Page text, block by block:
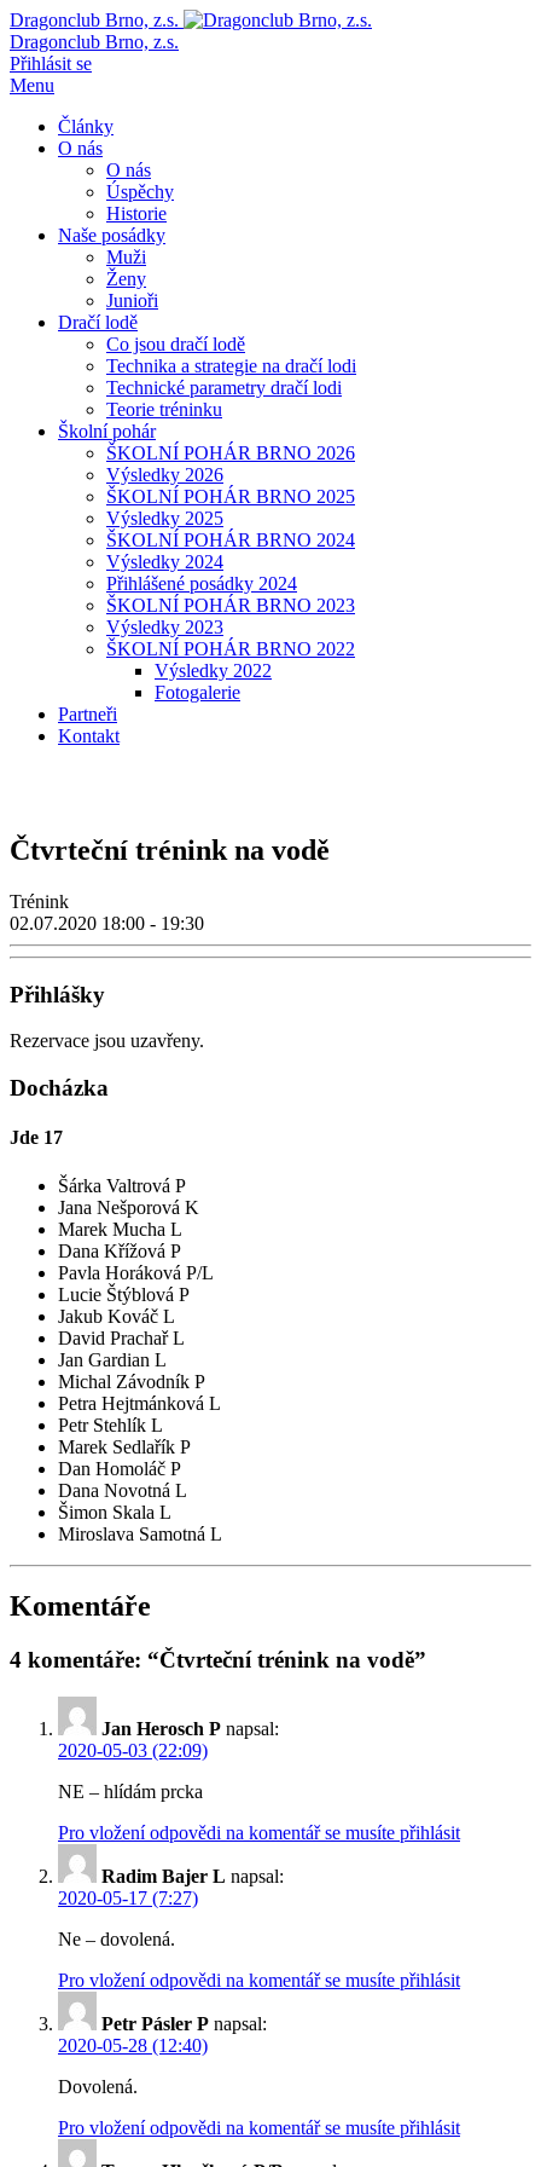
Dragonclub Brno, z.s.
Dragonclub Brno, z.s.
Přihlásit se
Menu
Články
O nás
O nás
Úspěchy
Historie
Naše posádky
Muži
Ženy
Junioři
Dračí lodě
Co jsou dračí lodě
Technika a strategie na dračí lodi
Technické parametry dračí lodi
Teorie tréninku
Školní pohár
ŠKOLNÍ POHÁR BRNO 2026
Výsledky 2026
ŠKOLNÍ POHÁR BRNO 2025
Výsledky 2025
ŠKOLNÍ POHÁR BRNO 2024
Výsledky 2024
Přihlášené posádky 2024
ŠKOLNÍ POHÁR BRNO 2023
Výsledky 2023
ŠKOLNÍ POHÁR BRNO 2022
Výsledky 2022
Fotogalerie
Partneři
Kontakt
Čtvrteční trénink na vodě
Trénink
02.07.2020 18:00 - 19:30
Přihlášky
Rezervace jsou uzavřeny.
Docházka
Jde 17
Šárka Valtrová P
Jana Nešporová K
Marek Mucha L
Dana Křížová P
Pavla Horáková P/L
Lucie Štýblová P
Jakub Kováč L
David Prachař L
Jan Gardian L
Michal Závodník P
Petra Hejtmánková L
Petr Stehlík L
Marek Sedlařík P
Dan Homoláč P
Dana Novotná L
Šimon Skala L
Miroslava Samotná L
Komentáře
4 komentáře: “Čtvrteční trénink na vodě”
Jan Herosch P napsal:
2020-05-03 (22:09)
NE – hlídám prcka
Pro vložení odpovědi na komentář se musíte přihlásit
Radim Bajer L napsal:
2020-05-17 (7:27)
Ne – dovolená.
Pro vložení odpovědi na komentář se musíte přihlásit
Petr Pásler P napsal:
2020-05-28 (12:40)
Dovolená.
Pro vložení odpovědi na komentář se musíte přihlásit